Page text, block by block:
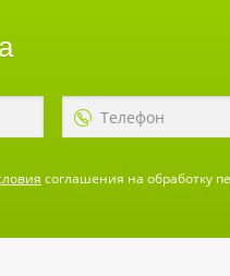
соглашения на обработку